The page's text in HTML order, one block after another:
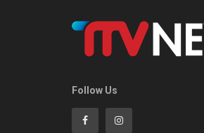
Follow Us